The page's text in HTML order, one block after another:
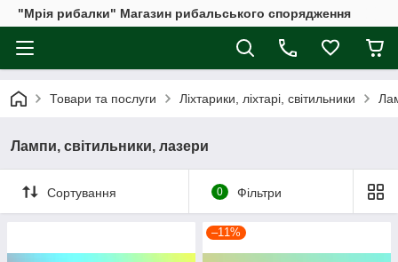
"Мрія рибалки" Магазин рибальського спорядження
Товари та послуги Ліхтарики, ліхтарі, світильники
Лампи, світильники, лазери
Сортування 0 Фільтри
–11%